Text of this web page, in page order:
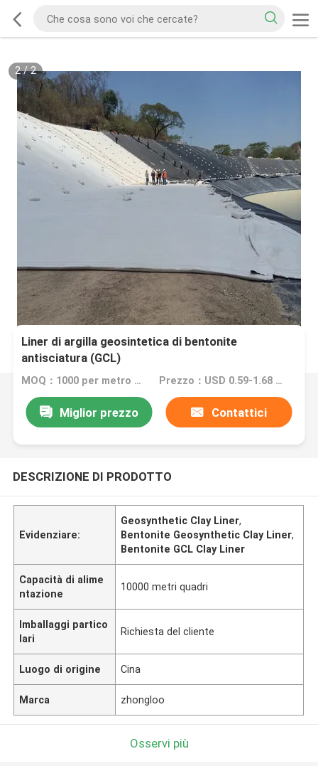
2/2
Liner di argilla geosintetica di bentonite
antisciatura (GCL)
MOQ：1000 per metro quadrato Prezzo：USD 0.59-1.68 per square meter
Miglior prezzo Contattici
DESCRIZIONE DI PRODOTTO
Evidenziare:
Geosynthetic Clay Liner,
Bentonite Geosynthetic Clay Liner,
Bentonite GCL Clay Liner
Capacità di alime
ntazione
10000 metri quadri
Imballaggi partico
lari
Richiesta del cliente
Luogo di origine Cina
Marca zhongloo
Osservi più